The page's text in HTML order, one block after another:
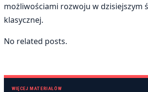
WIĘCEJ MATERIAŁÓW
możliwościami rozwoju w dzisiejszym
klasycznej.
No related posts.